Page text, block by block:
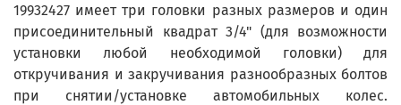
19932427 имеет три головки разных размеров и один
присоединительный квадрат 3/4" (для возможности
установки любой необходимой головки) для
откручивания и закручивания разнообразных болтов
при снятии/установке автомобильных колес.